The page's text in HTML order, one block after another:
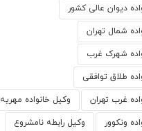
دیوان عالی کشور
شمال تهران
شهرک غرب
طلاق توافقی
غرب تهران وکیل خانواده مهریه
ونکوور وکیل رابطه نامشروع